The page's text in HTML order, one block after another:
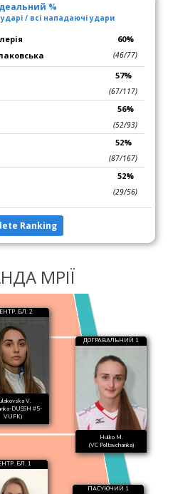
%
/ всі нападаючі удари
60%
(46/77)
57%
(67/117)
56%
(52/93)
52%
(87/167)
52%
(29/56)
Ranking
МРІЇ
БЛ. 2
V.
DUSSH #5-
VUFK)
ДОГРАВАЛЬНИЙ 1
Hulko M.
(VC Poltavchanka)
БЛ. 1
ПАСУЮЧИЙ 1